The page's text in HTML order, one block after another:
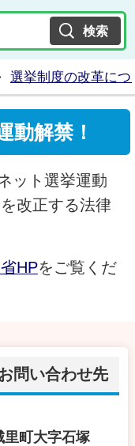
選挙制度の改革につ
動解禁！
ット選挙運動
改正する法律
HPをご覧くだ
問い合わせ先
里町大字石塚